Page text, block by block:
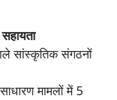
सहायता
सांस्कृतिक संगठनों
मामलों में 5